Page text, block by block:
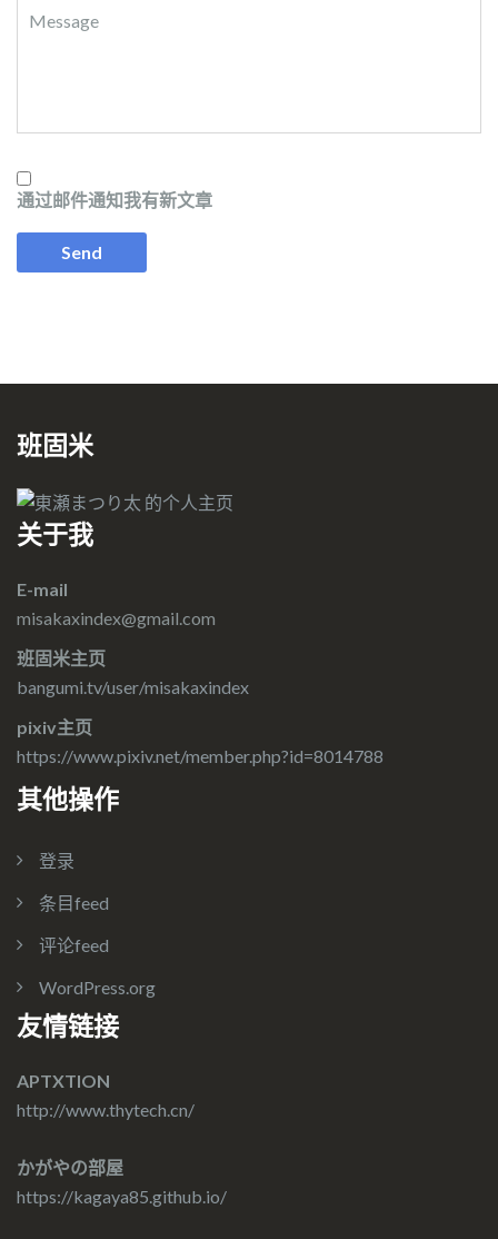
通过邮件通知我有新文章
班固米
关于我
E-mail
misakaxindex@gmail.com
班固米主页
bangumi.tv/user/misakaxindex
pixiv主页
https://www.pixiv.net/member.php?id=8014788
其他操作
登录
条目feed
评论feed
WordPress.org
友情链接
APTXTION
http://www.thytech.cn/
かがやの部屋
https://kagaya85.github.io/